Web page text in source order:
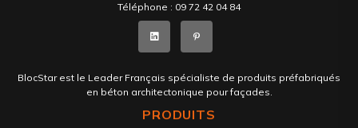
Téléphone : 09 72 42 04 84
BlocStar est le Leader Français spécialiste de produits préfabriqués
en béton architectonique pour façades.
PRODUITS